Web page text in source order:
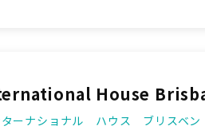
House
ターナショナル ハウス ブリスベン